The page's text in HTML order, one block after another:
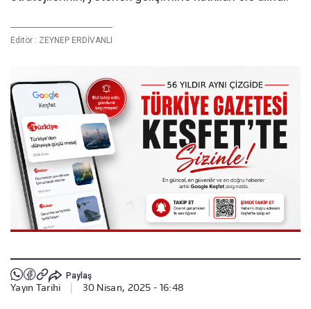
Editör : ZEYNEP ERDİVANLI
Paylaş
Yayın Tarihi 30 Nisan, 2025 - 16:48